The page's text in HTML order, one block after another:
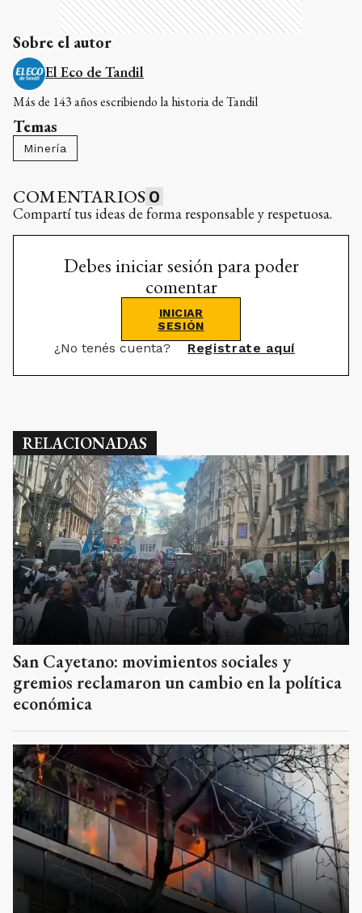
Sobre el autor
El Eco de Tandil
Más de 143 años escribiendo la historia de Tandil
Temas
Minería
COMENTARIOS 0
Compartí tus ideas de forma responsable y respetuosa.
Debes iniciar sesión para poder
comentar
INICIAR
SESIÓN
¿No tenés cuenta? Registrate aquí
RELACIONADAS
San Cayetano: movimientos sociales y
gremios reclamaron un cambio en la política
económica